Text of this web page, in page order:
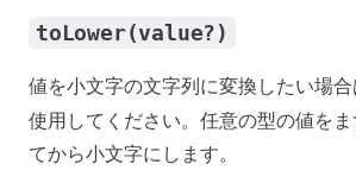
toLower(value?)
値を小文字の文字列に変換したい場合
使用してください。任意の型の値を
てから小文字にします。